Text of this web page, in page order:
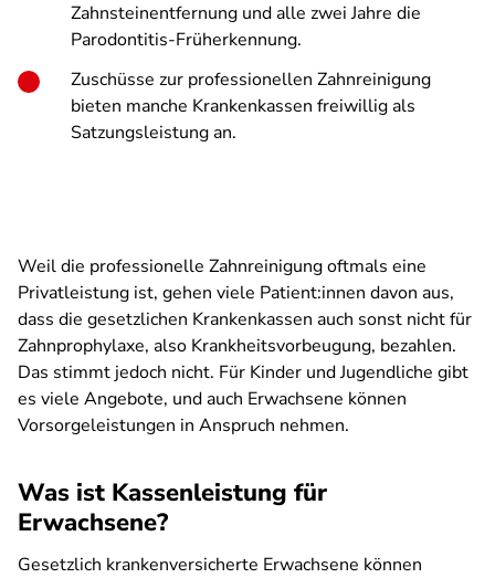
Zahnsteinentfernung und alle zwei Jahre die
Parodontitis-Früherkennung.
Zuschüsse zur professionellen Zahnreinigung
bieten manche Krankenkassen freiwillig als
Satzungsleistung an.
Weil die professionelle Zahnreinigung oftmals eine
Privatleistung ist, gehen viele Patient:innen davon aus,
dass die gesetzlichen Krankenkassen auch sonst nicht für
Zahnprophylaxe, also Krankheitsvorbeugung, bezahlen.
Das stimmt jedoch nicht. Für Kinder und Jugendliche gibt
es viele Angebote, und auch Erwachsene können
Vorsorgeleistungen in Anspruch nehmen.
Was ist Kassenleistung für
Erwachsene?
Gesetzlich krankenversicherte Erwachsene können